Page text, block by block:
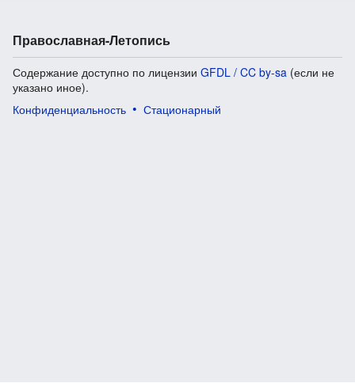
Православная-Летопись
Содержание доступно по лицензии GFDL / CC by-sa (если не
указано иное).
Конфиденциальность
Стационарный